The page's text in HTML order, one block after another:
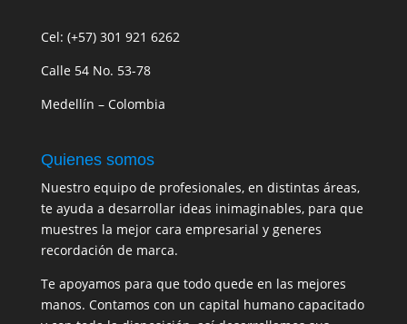
Cel: (+57) 301 921 6262
Calle 54 No. 53-78
Medellín – Colombia
Quienes somos
Nuestro equipo de profesionales, en distintas áreas,
te ayuda a desarrollar ideas inimaginables, para que
muestres la mejor cara empresarial y generes
recordación de marca.
Te apoyamos para que todo quede en las mejores
manos. Contamos con un capital humano capacitado